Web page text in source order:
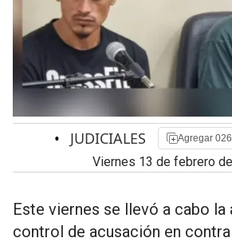
• JUDICIALES Agregar
viernes 13 de febrero
Este viernes se llevó a cabo la
control de acusación en